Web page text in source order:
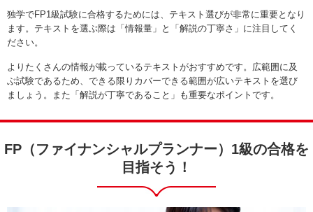
独学でFP1級試験に合格するためには、テキスト選びが非常に重要となり
ます。テキストを選ぶ際は「情報量」と「解説の丁寧さ」に注目してく
ださい。
よりたくさんの情報が載っているテキストがおすすめです。広範囲に及
ぶ試験であるため、できる限りカバーできる範囲が広いテキストを選び
ましょう。また「解説が丁寧であること」も重要なポイントです。
FP（ファイナンシャルプランナー）1級の合格を
目指そう！